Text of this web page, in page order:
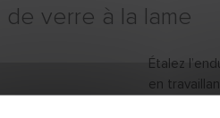
de verre à la lame
Étalez
en